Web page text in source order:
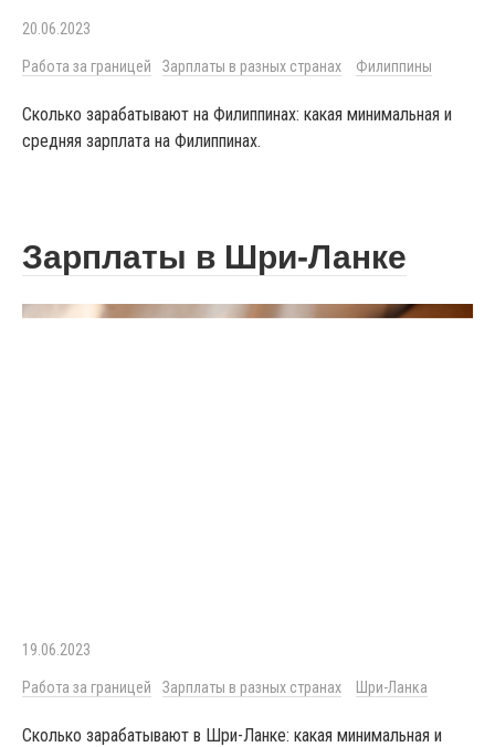
20.06.2023
Работа за границей Зарплаты в разных странах Филиппины
Сколько зарабатывают на Филиппинах: какая минимальная и
средняя зарплата на Филиппинах.
Зарплаты в Шри-Ланке
19.06.2023
Работа за границей Зарплаты в разных странах Шри-Ланка
Сколько зарабатывают в Шри-Ланке: какая минимальная и